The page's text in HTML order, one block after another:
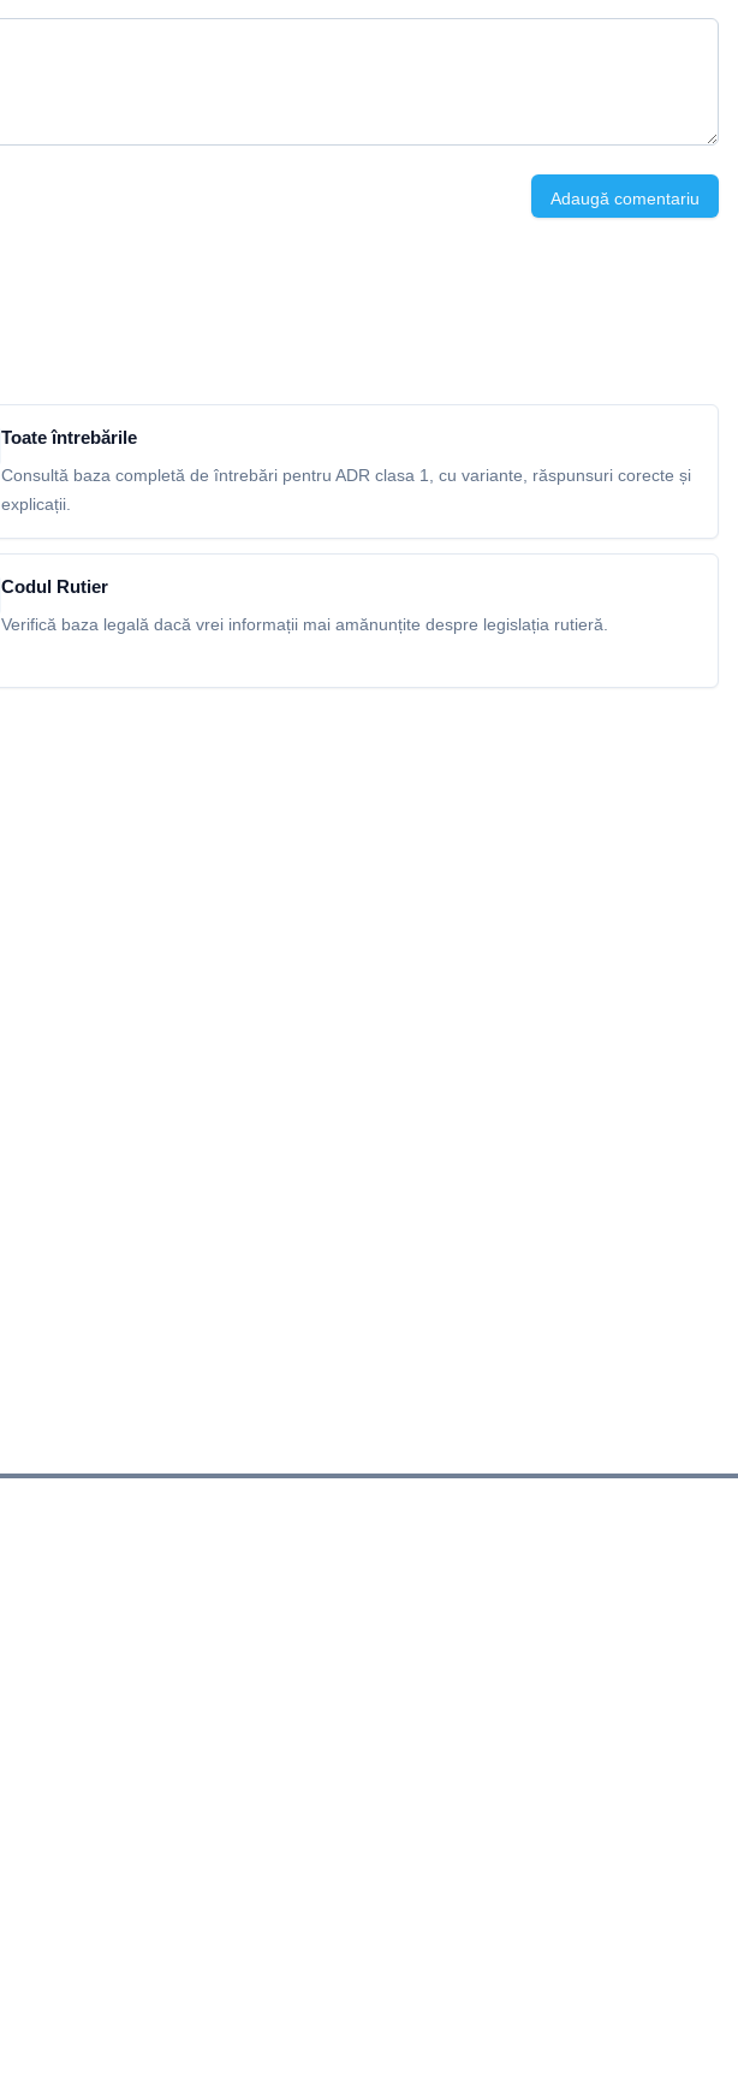
Adaugă comentariu
Toate întrebările
Consultă baza completă de întrebări pentru ADR clasa 1, cu variante, răspunsuri corecte și
explicații.
Codul Rutier
Verifică baza legală dacă vrei informații mai amănunțite despre legislația rutieră.